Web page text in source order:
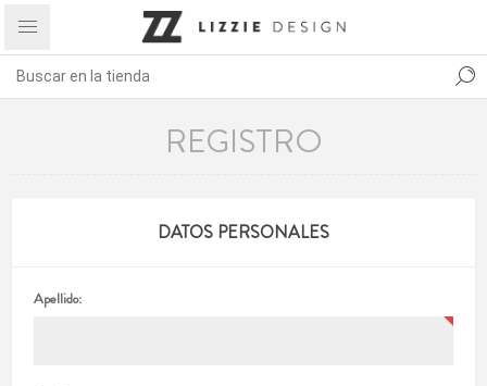
REGISTRO
DATOS PERSONALES
Apellido: